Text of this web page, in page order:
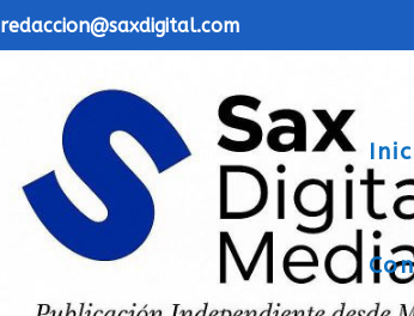
redaccion@saxdigital.com